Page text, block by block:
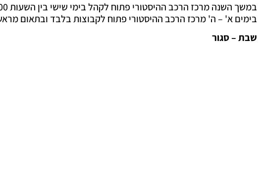
במשך השנה מרכז הרכב ההיסטורי פתוח לקהל בימי שישי בין השעות 8:00-12:00.
בימים א' – ה' מרכז הרכב ההיסטורי פתוח לקבוצות בלבד ובתאום מראש (בין
שבת – סגור